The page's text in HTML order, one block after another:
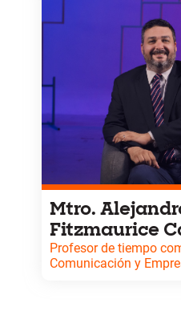
estandarizadas y
de herramientas y
contribuido a la
evaluativos en
destacando por su
mejora de sistemas de
Mtro.
Fitzmaurice
Profesor de tiempo
Comunicación y